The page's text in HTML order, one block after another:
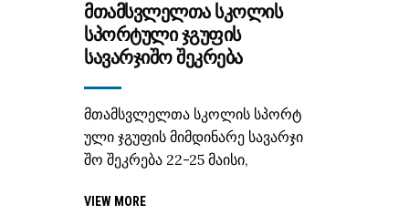
ᲛᲗᲐᲛᲡᲕᲚᲔᲚᲗᲐ ᲡᲙᲝᲚᲘᲡ
ᲡᲞᲝᲠᲢᲣᲚᲘ ᲯᲒᲣᲤᲘᲡ
ᲡᲐᲕᲐᲠᲯᲘᲨᲝ ᲨᲔᲙᲠᲔᲑᲐ
მთამსვლელთა სკოლის სპორტ
ული ჯგუფის მიმდინარე სავარჯი
შო შეკრება 22-25 მაისი,
VIEW MORE